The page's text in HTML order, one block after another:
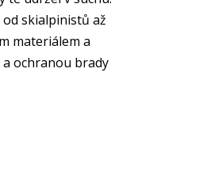
skialpinistů až
materiálem a
ochranou brady